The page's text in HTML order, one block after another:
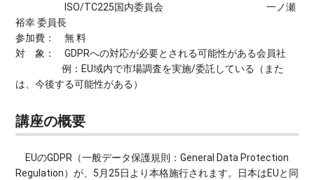
ISO/TC225国内委員会
一ノ瀬
裕幸 委員長
参加費： 無 料
対 象： GDPRへの対応が必要とされる可能性がある会員社
例：EU域内で市場調査を実施/委託している（また
は、今後する可能性がある）
講座の概要
EUのGDPR（一般データ保護規則：General Data Protection
Regulation）が、5月25日より本格施行されます。日本はEUと同